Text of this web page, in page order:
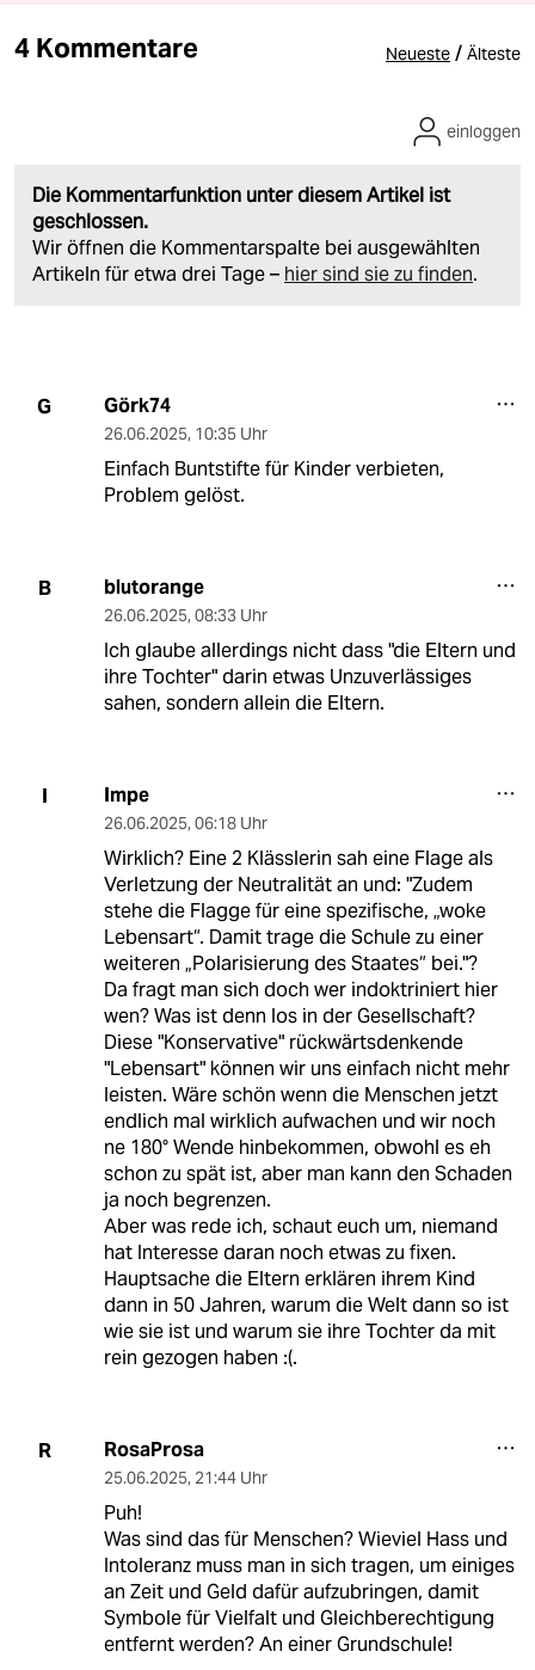
4 Kommentare Neueste / Älteste
Die Kommentarfunktion unter diesem Artikel ist
geschlossen.
Wir öffnen die Kommentarspalte bei ausgewählten
Artikeln für etwa drei Tage – hier sind sie zu finden.
einloggen
G Görk74
26.06.2025, 10:35 Uhr
Einfach Buntstifte für Kinder verbieten,
Problem gelöst.
B blutorange
26.06.2025, 08:33 Uhr
Ich glaube allerdings nicht dass "die Eltern und
ihre Tochter" darin etwas Unzuverlässiges
sahen, sondern allein die Eltern.
I Impe
26.06.2025, 06:18 Uhr
Wirklich? Eine 2 Klässlerin sah eine Flage als
Verletzung der Neutralität an und: "Zudem
stehe die Flagge für eine spezifische, „woke
Lebensart“. Damit trage die Schule zu einer
weiteren „Polarisierung des Staates“ bei."?
Da fragt man sich doch wer indoktriniert hier
wen? Was ist denn los in der Gesellschaft?
Diese "Konservative" rückwärtsdenkende
"Lebensart" können wir uns einfach nicht mehr
leisten. Wäre schön wenn die Menschen jetzt
endlich mal wirklich aufwachen und wir noch
ne 180° Wende hinbekommen, obwohl es eh
schon zu spät ist, aber man kann den Schaden
ja noch begrenzen.
Aber was rede ich, schaut euch um, niemand
hat Interesse daran noch etwas zu fixen.
Hauptsache die Eltern erklären ihrem Kind
dann in 50 Jahren, warum die Welt dann so ist
wie sie ist und warum sie ihre Tochter da mit
rein gezogen haben :(.
R RosaProsa
25.06.2025, 21:44 Uhr
Puh!
Was sind das für Menschen? Wieviel Hass und
Intoleranz muss man in sich tragen, um einiges
an Zeit und Geld dafür aufzubringen, damit
Symbole für Vielfalt und Gleichberechtigung
entfernt werden? An einer Grundschule!